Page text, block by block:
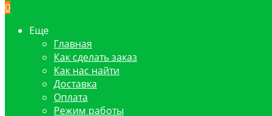
0
Еще
Главная
Как сделать заказ
Как нас найти
Доставка
Оплата
Режим работы